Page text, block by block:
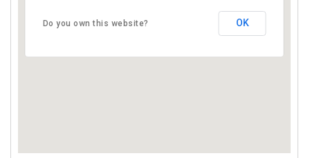
Do you own this website? OK